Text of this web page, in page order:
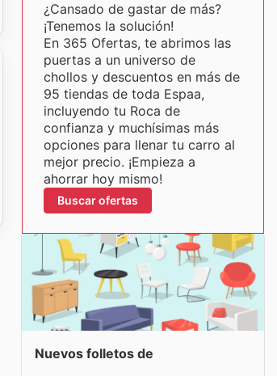
¿Cansado de gastar de más?
¡Tenemos la solución!
En 365 Ofertas, te abrimos las
puertas a un universo de
chollos y descuentos en más de
95 tiendas de toda Espaa,
incluyendo tu Roca de
confianza y muchísimas más
opciones para llenar tu carro al
mejor precio. ¡Empieza a
ahorrar hoy mismo!
Buscar ofertas
Nuevos folletos de